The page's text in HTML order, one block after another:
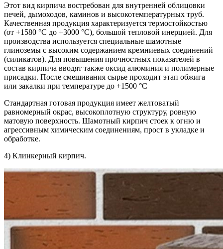
Этот вид кирпича востребован для внутренней облицовки
печей, дымоходов, каминов и высокотемпературных труб.
Качественная продукция характеризуется термостойкостью
(от +1580 °C до +3000 °C), большой тепловой инерцией. Для
производства используется специальные шамотные
глиноземы с высоким содержанием кремниевых соединений
(силикатов). Для повышения прочностных показателей в
состав кирпича вводят также оксид алюминия и полимерные
присадки. После смешивания сырье проходит этап обжига
или закалки при температуре до +1500 °C
Стандартная готовая продукция имеет желтоватый
равномерный окрас, высокоплотную структуру, ровную
матовую поверхность. Шамотный кирпич стоек к огню и
агрессивным химическим соединениям, прост в укладке и
обработке.
4) Клинкерный кирпич.